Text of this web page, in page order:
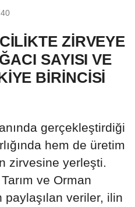
ZİRVEYE
SAYISI VE
BİRİNCİSİ
gerçekleştirdiği
hem de üretim
zirvesine yerleşti.
ve Orman
paylaşılan veriler, ilin